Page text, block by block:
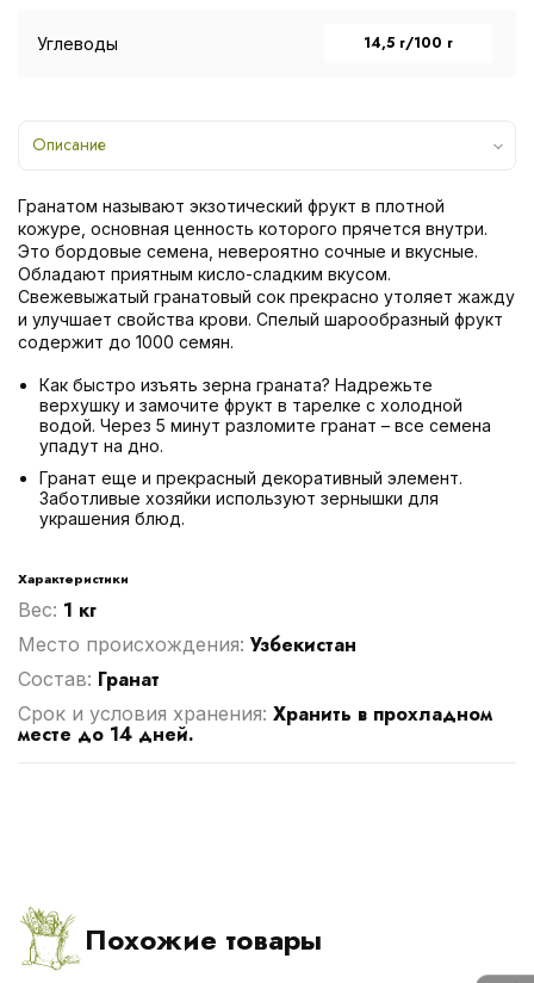
Углеводы 14,5 г/100 г
Описание
Гранатом называют экзотический фрукт в плотной
кожуре, основная ценность которого прячется внутри.
Это бордовые семена, невероятно сочные и вкусные.
Обладают приятным кисло-сладким вкусом.
Свежевыжатый гранатовый сок прекрасно утоляет жажду
и улучшает свойства крови. Спелый шарообразный фрукт
содержит до 1000 семян.
Как быстро изъять зерна граната? Надрежьте
верхушку и замочите фрукт в тарелке с холодной
водой. Через 5 минут разломите гранат – все семена
упадут на дно.
Гранат еще и прекрасный декоративный элемент.
Заботливые хозяйки используют зернышки для
украшения блюд.
Характеристики
Вес: 1 кг
Место происхождения: Узбекистан
Cостав: Гранат
Срок и условия хранения: Хранить в прохладном
месте до 14 дней.
Похожие товары